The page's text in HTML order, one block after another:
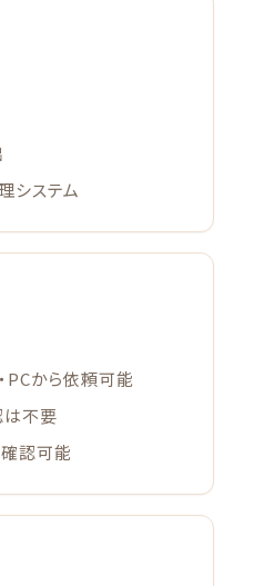
システム
PCから依頼可能
不要
認可能